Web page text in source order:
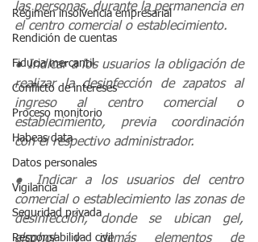
Régimen insolvencia empresarial
Rendición de cuentas
Fiducia mercantil
Conflicto de intereses
Proceso monitorio
Habeas data
Datos personales
Vigilancia
Seguridad privada
Responsabilidad civil
las personas, durante la permanencia en
el centro comercial o establecimiento.
● Indicar a los usuarios la obligación de
realizar la desinfección de zapatos al
ingreso al centro comercial o
establecimiento, previa coordinación
con el respectivo administrador.
● Indicar a los usuarios del centro
comercial o establecimiento las zonas de
desinfección, donde se ubican gel,
alcohol y demás elementos de